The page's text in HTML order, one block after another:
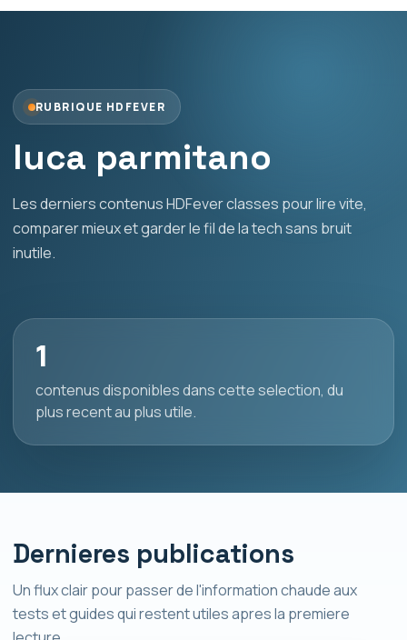
RUBRIQUE HDFEVER
luca parmitano
Les derniers contenus HDFever classes pour lire vite,
comparer mieux et garder le fil de la tech sans bruit
inutile.
1
contenus disponibles dans cette selection, du
plus recent au plus utile.
Dernieres publications
Un flux clair pour passer de l'information chaude aux
tests et guides qui restent utiles apres la premiere